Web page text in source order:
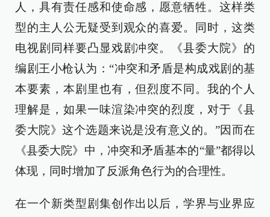
人，具有责任感和使命感，愿意牺牲。这样类
型的主人公无疑受到观众的喜爱。同时，这类
电视剧同样要凸显戏剧冲突。《县委大院》的
编剧王小枪认为：“冲突和矛盾是构成戏剧的基
本要素，本剧里也有，但烈度不同。我的个人
理解是，如果一味渲染冲突的烈度，对于《县
委大院》这个选题来说是没有意义的。”因而在
《县委大院》中，冲突和矛盾基本的“量”都得以
体现，同时增加了反派角色行为的合理性。
在一个新类型剧集创作出以后，学界与业界应